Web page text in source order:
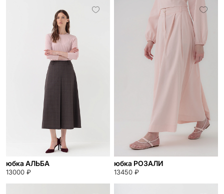
юбка АЛЬБА
13000 ₽
юбка РОЗАЛИ
13450 ₽